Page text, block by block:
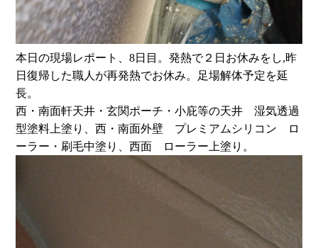
本日の現場レポート、8日目。発熱で２日お休みをし,昨
日復帰した職人が再発熱でお休み。足場解体予定を延
長。
西・南面軒天井・玄関ポーチ・小庇等の天井 湿気透過
型塗料上塗り、西・南面外壁 プレミアムシリコン ロ
ーラー・刷毛中塗り、西面 ローラー上塗り。